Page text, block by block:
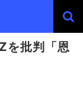
を批判「恩